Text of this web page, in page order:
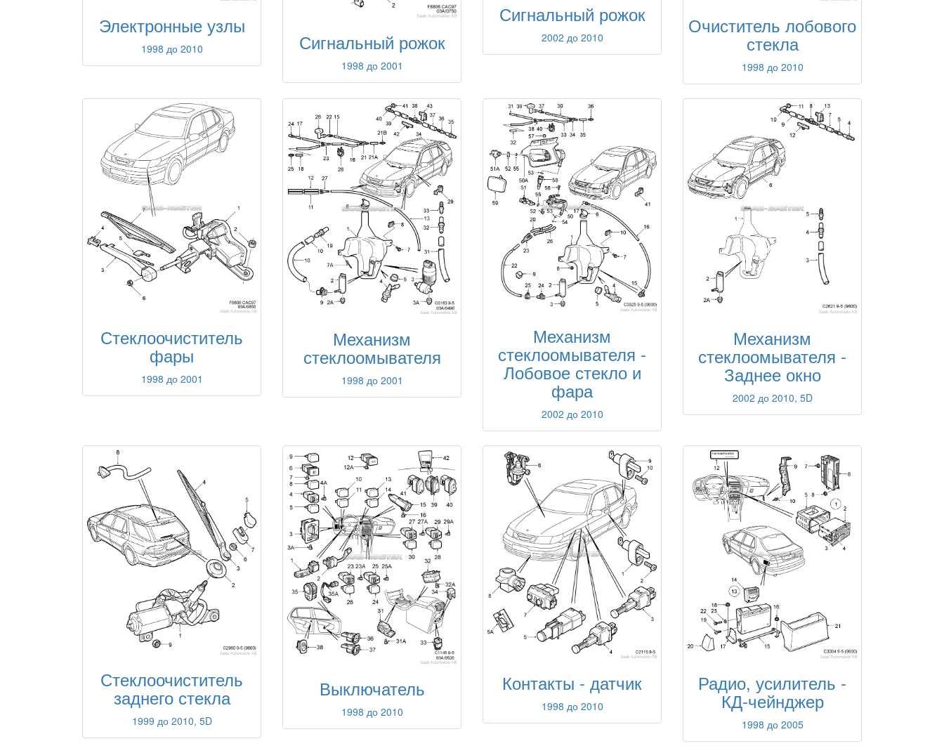
Электронные узлы
1998 до 2010 Сигнальный рожок
1998 до 2001
Сигнальный рожок
2002 до 2010 Очиститель лобового
стекла
1998 до 2010
Стеклоочиститель
фары
1998 до 2001
Механизм
стеклоомывателя
1998 до 2001
Механизм
стеклоомывателя -
Лобовое стекло и
фара
2002 до 2010
Механизм
стеклоомывателя -
Заднее окно
2002 до 2010, 5D
Стеклоочиститель
заднего стекла
1999 до 2010, 5D
Выключатель
1998 до 2010
Контакты - датчик
1998 до 2010
Радио, усилитель -
КД-чейнджер
1998 до 2005